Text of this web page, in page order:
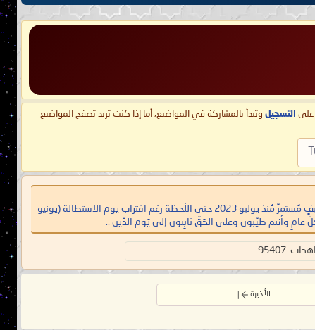
على التسجيل وتبدأ بالمشاركة في المواضيع، أما إذا كنت تريد تصفح المواضيع
يا معشَر البشَر، لقد انقضت ثلاث حِجَجٍ منذ إعلان حَدَث المُستَحيل علميًّا: أن يتحوَّل صقيعُ (فريزر) تسعين درجةً تحت الصفر - شتاء ليل الُقطب الجنوبيّ - إلى فَصل صيفٍ مُستمرٍّ مُنذ يوليو 2023 حتى اللّحظة رغم اقتراب يوم الاستطالة (يونيو
95407
الأخيرة